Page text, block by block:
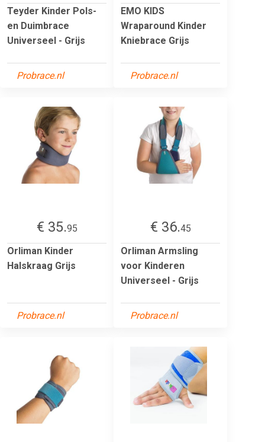
Teyder Kinder Pols-
en Duimbrace
Universeel - Grijs
Probrace.nl
EMO KIDS
Wraparound Kinder
Kniebrace Grijs
Probrace.nl
€ 35.95
Orliman Kinder
Halskraag Grijs
Probrace.nl
€ 36.45
Orliman Armsling
voor Kinderen
Universeel - Grijs
Probrace.nl